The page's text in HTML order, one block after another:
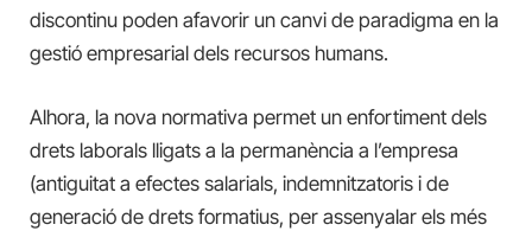
discontinu poden afavorir un canvi de paradigma en la
gestió empresarial dels recursos humans.
Alhora, la nova normativa permet un enfortiment dels
drets laborals lligats a la permanència a l’empresa
(antiguitat a efectes salarials, indemnitzatoris i de
generació de drets formatius, per assenyalar els més